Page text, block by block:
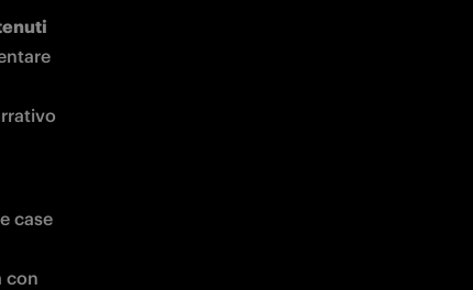
case
con